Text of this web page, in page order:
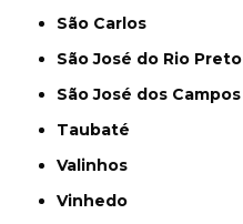
São Carlos
São José do Rio Preto
São José dos Campos
Taubaté
Valinhos
Vinhedo